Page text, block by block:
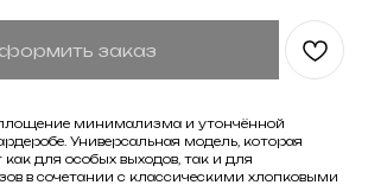
заказ
минимализма и утончённой
Универсальная модель, которая
для особых выходов, так и для
в сочетании с классическими хлопковыми